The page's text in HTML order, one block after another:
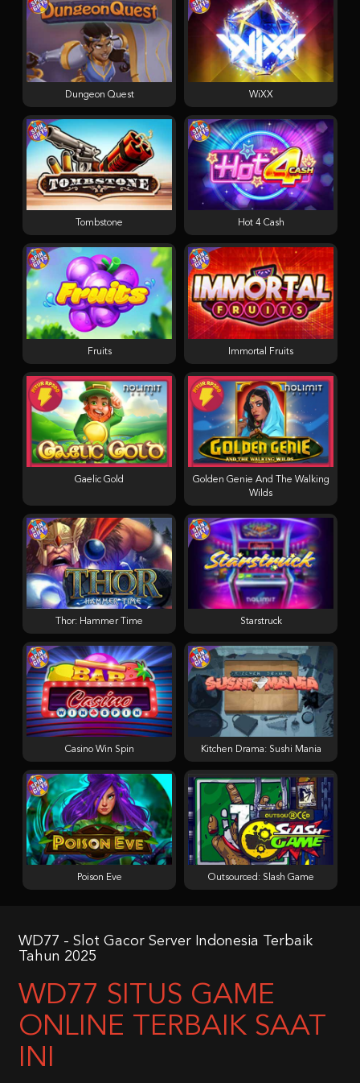
Casino Win Spin
Starstruck
Poison Eve
Golden Genie And The Walking
Wilds
Immortal Fruits
Dungeon Quest WiXX
Outsourced: Slash Game
Fruits
Hot 4 Cash
Tombstone
Gaelic Gold
Kitchen Drama: Sushi Mania
Thor: Hammer Time
WD77 - Slot Gacor Server Indonesia Terbaik
Tahun 2025
WD77 SITUS GAME
ONLINE TERBAIK SAAT
INI